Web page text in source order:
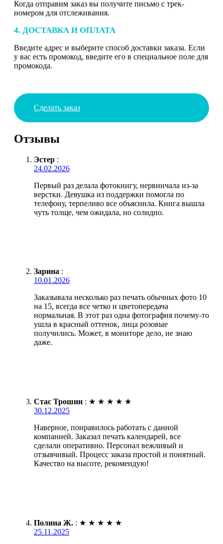
Когда отправим заказ вы получите письмо с трек-
номером для отслеживания.
4. ДОСТАВКА И ОПЛАТА
Введите адрес и выберите способ доставки заказа. Если
у вас есть промокод, введите его в специальное поле для
промокода.
Сделать заказ
Отзывы
Эстер :
24.02.2026
Первый раз делала фотокнигу, нервничала из-за
верстки. Девушка из поддержки помогла по
телефону, терпеливо все объяснила. Книга вышла
чуть толще, чем ожидала, но солидно.
Зарина :
10.01.2026
Заказывала несколько раз печать обычных фото 10
на 15, всегда все четко и цветопередача
нормальная. В этот раз одна фотография почему-то
ушла в красный оттенок, лица розовые
получились. Может, в мониторе дело, не знаю
даже.
Стас Трошин : ★ ★ ★ ★ ★
30.12.2025
Наверное, понравилось работать с данной
компанией. Заказал печать календарей, все
сделали оперативно. Персонал вежливый и
отзывчивый. Процесс заказа простой и понятный.
Качество на высоте, рекомендую!
Полина Ж. : ★ ★ ★ ★ ★
25.11.2025